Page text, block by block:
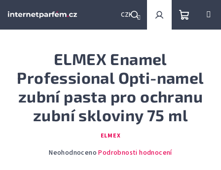
CZK
Hledat PřihlášeníNákupní
ELMEX Enamel
Professional Opti-namel
zubní pasta pro ochranu
zubní skloviny 75 ml
ELMEX
Průměrné
Neohodnoceno Podrobnosti hodnocení